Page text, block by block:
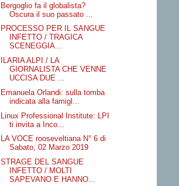
Bergoglio fa il globalista?
Oscura il suo passato ...
PROCESSO PER IL SANGUE
INFETTO / TRAGICA
SCENEGGIA...
ILARIA ALPI / LA
GIORNALISTA CHE VENNE
UCCISA DUE ...
Emanuela Orlandi: sulla tomba
indicata alla famigl...
Linux Professional Institute: LPI
ti invita a Inco...
LA VOCE rooseveltiana N° 6 di
Sabato, 02 Marzo 2019
STRAGE DEL SANGUE
INFETTO / MOLTI
SAPEVANO E HANNO...